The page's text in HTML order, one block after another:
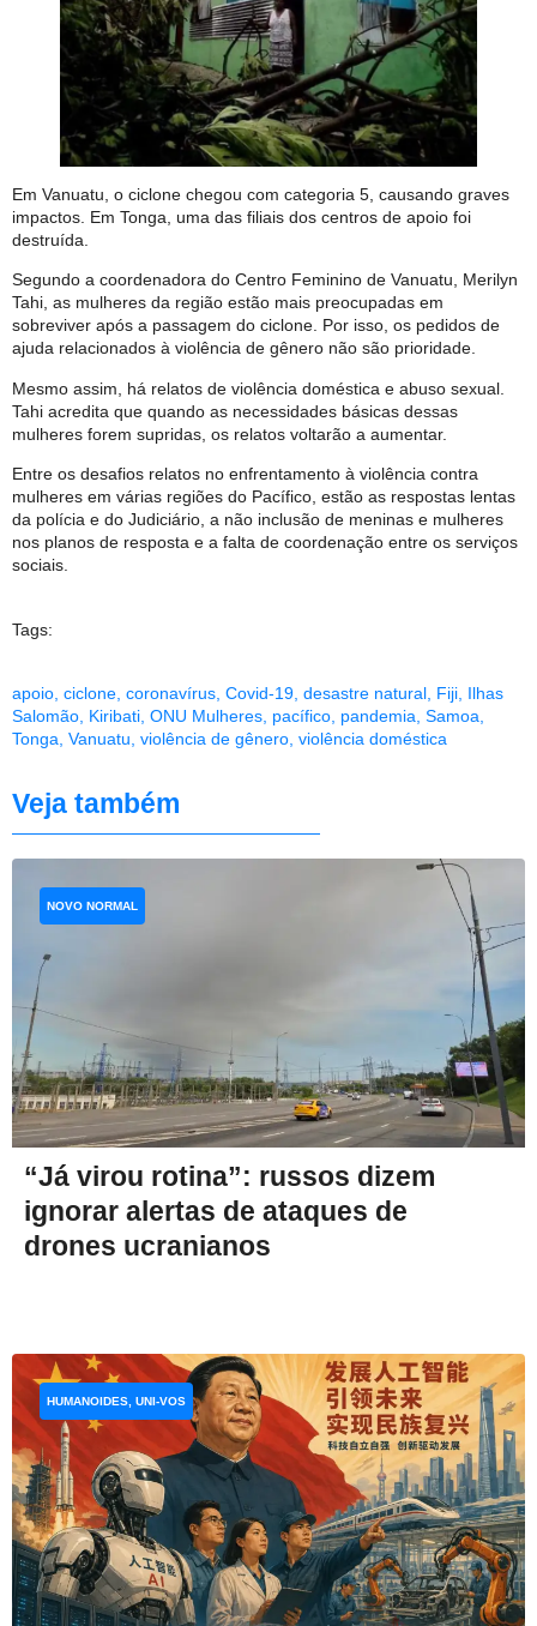
Em Vanuatu, o ciclone chegou com categoria 5, causando graves
impactos. Em Tonga, uma das filiais dos centros de apoio foi
destruída.
Segundo a coordenadora do Centro Feminino de Vanuatu, Merilyn
Tahi, as mulheres da região estão mais preocupadas em
sobreviver após a passagem do ciclone. Por isso, os pedidos de
ajuda relacionados à violência de gênero não são prioridade.
Mesmo assim, há relatos de violência doméstica e abuso sexual.
Tahi acredita que quando as necessidades básicas dessas
mulheres forem supridas, os relatos voltarão a aumentar.
Entre os desafios relatos no enfrentamento à violência contra
mulheres em várias regiões do Pacífico, estão as respostas lentas
da polícia e do Judiciário, a não inclusão de meninas e mulheres
nos planos de resposta e a falta de coordenação entre os serviços
sociais.
Tags:
apoio ciclone coronavírus Covid-19 desastre natural Fiji Ilhas
Salomão Kiribati ONU Mulheres pacífico pandemia Samoa
Tonga Vanuatu violência de gênero violência doméstica
Veja também
“Já virou rotina”: russos dizem
ignorar alertas de ataques de
drones ucranianos
NOVO NORMAL
HUMANOIDES, UNI-VOS